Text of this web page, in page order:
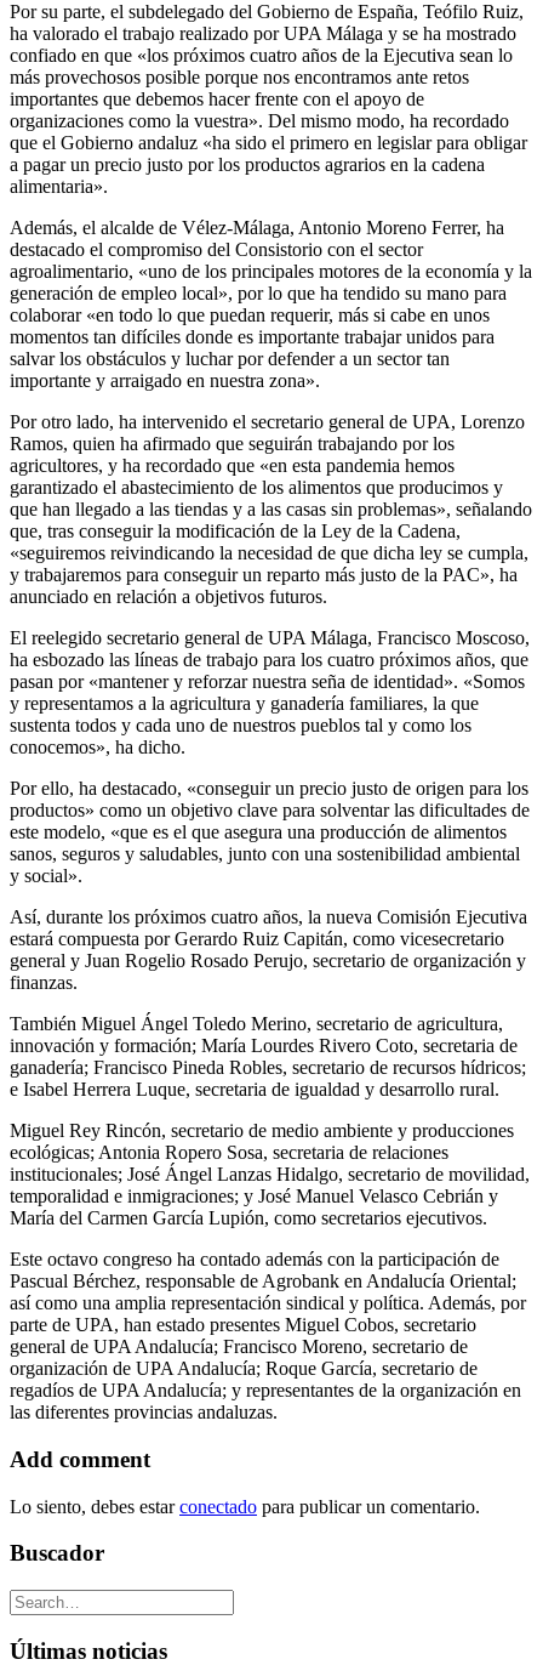
Por su parte, el subdelegado del Gobierno de España, Teófilo Ruiz,
ha valorado el trabajo realizado por UPA Málaga y se ha mostrado
confiado en que «los próximos cuatro años de la Ejecutiva sean lo
más provechosos posible porque nos encontramos ante retos
importantes que debemos hacer frente con el apoyo de
organizaciones como la vuestra». Del mismo modo, ha recordado
que el Gobierno andaluz «ha sido el primero en legislar para obligar
a pagar un precio justo por los productos agrarios en la cadena
alimentaria».
Además, el alcalde de Vélez-Málaga, Antonio Moreno Ferrer, ha
destacado el compromiso del Consistorio con el sector
agroalimentario, «uno de los principales motores de la economía y la
generación de empleo local», por lo que ha tendido su mano para
colaborar «en todo lo que puedan requerir, más si cabe en unos
momentos tan difíciles donde es importante trabajar unidos para
salvar los obstáculos y luchar por defender a un sector tan
importante y arraigado en nuestra zona».
Por otro lado, ha intervenido el secretario general de UPA, Lorenzo
Ramos, quien ha afirmado que seguirán trabajando por los
agricultores, y ha recordado que «en esta pandemia hemos
garantizado el abastecimiento de los alimentos que producimos y
que han llegado a las tiendas y a las casas sin problemas», señalando
que, tras conseguir la modificación de la Ley de la Cadena,
«seguiremos reivindicando la necesidad de que dicha ley se cumpla,
y trabajaremos para conseguir un reparto más justo de la PAC», ha
anunciado en relación a objetivos futuros.
El reelegido secretario general de UPA Málaga, Francisco Moscoso,
ha esbozado las líneas de trabajo para los cuatro próximos años, que
pasan por «mantener y reforzar nuestra seña de identidad». «Somos
y representamos a la agricultura y ganadería familiares, la que
sustenta todos y cada uno de nuestros pueblos tal y como los
conocemos», ha dicho.
Por ello, ha destacado, «conseguir un precio justo de origen para los
productos» como un objetivo clave para solventar las dificultades de
este modelo, «que es el que asegura una producción de alimentos
sanos, seguros y saludables, junto con una sostenibilidad ambiental
y social».
Así, durante los próximos cuatro años, la nueva Comisión Ejecutiva
estará compuesta por Gerardo Ruiz Capitán, como vicesecretario
general y Juan Rogelio Rosado Perujo, secretario de organización y
finanzas.
También Miguel Ángel Toledo Merino, secretario de agricultura,
innovación y formación; María Lourdes Rivero Coto, secretaria de
ganadería; Francisco Pineda Robles, secretario de recursos hídricos;
e Isabel Herrera Luque, secretaria de igualdad y desarrollo rural.
Miguel Rey Rincón, secretario de medio ambiente y producciones
ecológicas; Antonia Ropero Sosa, secretaria de relaciones
institucionales; José Ángel Lanzas Hidalgo, secretario de movilidad,
temporalidad e inmigraciones; y José Manuel Velasco Cebrián y
María del Carmen García Lupión, como secretarios ejecutivos.
Este octavo congreso ha contado además con la participación de
Pascual Bérchez, responsable de Agrobank en Andalucía Oriental;
así como una amplia representación sindical y política. Además, por
parte de UPA, han estado presentes Miguel Cobos, secretario
general de UPA Andalucía; Francisco Moreno, secretario de
organización de UPA Andalucía; Roque García, secretario de
regadíos de UPA Andalucía; y representantes de la organización en
las diferentes provincias andaluzas.
Add comment
Lo siento, debes estarconectado para publicar un comentario.
Buscador
Últimas noticias